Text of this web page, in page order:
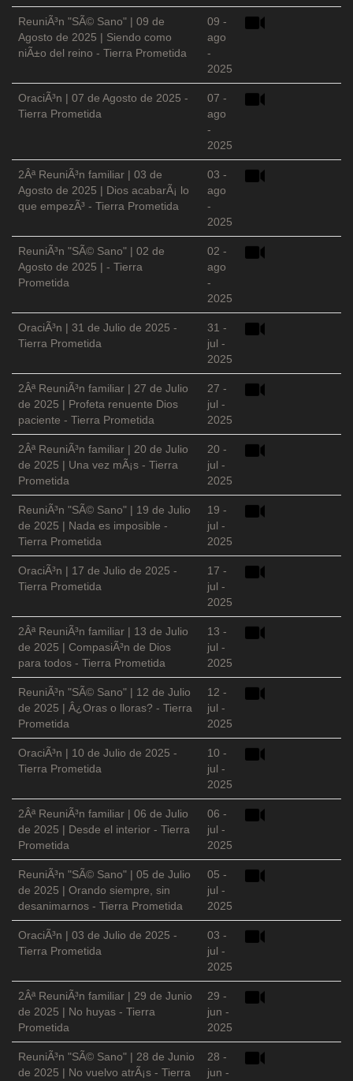
ReuniÃ³n "SÃ© Sano" | 09 de
Agosto de 2025 | Siendo como
niÃ±o del reino - Tierra Prometida
09 -
ago
-
2025
OraciÃ³n | 07 de Agosto de 2025 -
Tierra Prometida
07 -
ago
-
2025
2Âª ReuniÃ³n familiar | 03 de
Agosto de 2025 | Dios acabarÃ¡ lo
que empezÃ³ - Tierra Prometida
03 -
ago
-
2025
ReuniÃ³n "SÃ© Sano" | 02 de
Agosto de 2025 | - Tierra
Prometida
02 -
ago
-
2025
OraciÃ³n | 31 de Julio de 2025 -
Tierra Prometida
31 -
jul -
2025
2Âª ReuniÃ³n familiar | 27 de Julio
de 2025 | Profeta renuente Dios
paciente - Tierra Prometida
27 -
jul -
2025
2Âª ReuniÃ³n familiar | 20 de Julio
de 2025 | Una vez mÃ¡s - Tierra
Prometida
20 -
jul -
2025
ReuniÃ³n "SÃ© Sano" | 19 de Julio
de 2025 | Nada es imposible -
Tierra Prometida
19 -
jul -
2025
OraciÃ³n | 17 de Julio de 2025 -
Tierra Prometida
17 -
jul -
2025
2Âª ReuniÃ³n familiar | 13 de Julio
de 2025 | CompasiÃ³n de Dios
para todos - Tierra Prometida
13 -
jul -
2025
ReuniÃ³n "SÃ© Sano" | 12 de Julio
de 2025 | Â¿Oras o lloras? - Tierra
Prometida
12 -
jul -
2025
OraciÃ³n | 10 de Julio de 2025 -
Tierra Prometida
10 -
jul -
2025
2Âª ReuniÃ³n familiar | 06 de Julio
de 2025 | Desde el interior - Tierra
Prometida
06 -
jul -
2025
ReuniÃ³n "SÃ© Sano" | 05 de Julio
de 2025 | Orando siempre, sin
desanimarnos - Tierra Prometida
05 -
jul -
2025
OraciÃ³n | 03 de Julio de 2025 -
Tierra Prometida
03 -
jul -
2025
2Âª ReuniÃ³n familiar | 29 de Junio
de 2025 | No huyas - Tierra
Prometida
29 -
jun -
2025
ReuniÃ³n "SÃ© Sano" | 28 de Junio
de 2025 | No vuelvo atrÃ¡s - Tierra
28 -
jun -